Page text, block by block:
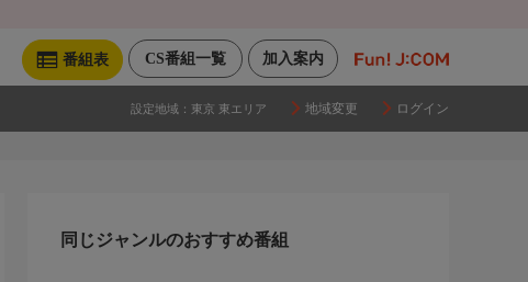
加入案内
CS番組一覧
番組表
設定地域： 東京 東エリア 地域変更 ログイン
同じジャンルのおすすめ番組